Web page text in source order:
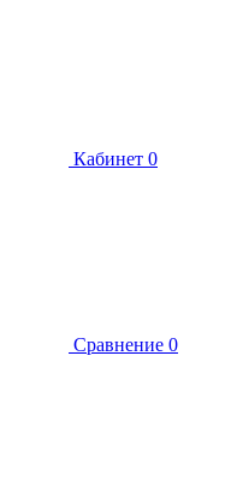
Кабинет 0
Сравнение 0